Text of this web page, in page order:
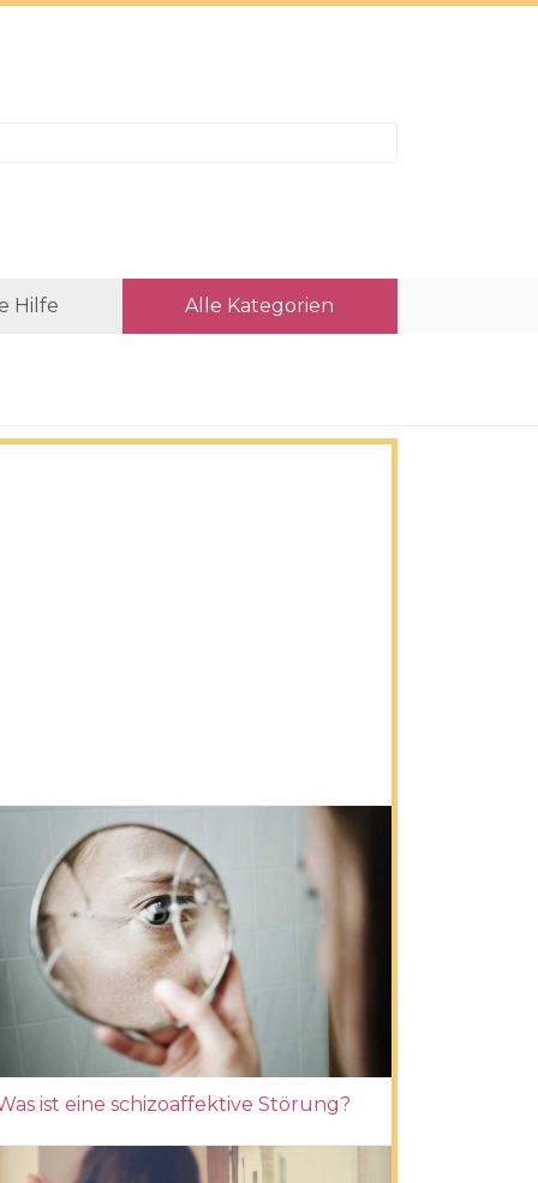
Hilfe Alle Kategorien
ist eine schizoaffektive Störung?